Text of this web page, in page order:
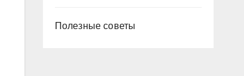
Полезные советы